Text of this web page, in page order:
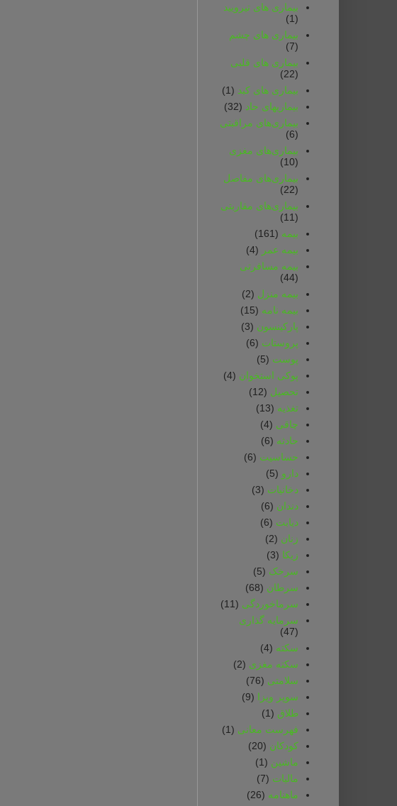
بیماری های تیرویید
(1)
بیماری های چشم
(7)
بیماری های قلبی
(22)
بیماری های کبد (1)
بیماریهای حاد (32)
بیماری‌های مراقبتی
(6)
بیماری‌های مغزی
(10)
بیماری‌های مفاصل
(22)
بیماری‌های مقاربتی
(11)
بیمه (161)
بیمه‌ عمر (4)
بیمه‌ مسافرتی‌
(44)
بیمه‌ منزل (2)
بیمه‌ نامه (15)
پارکینسون (3)
پروستات (6)
پوست (5)
پوکی استخوان (4)
تحصیل (12)
تغذیه (13)
چاقی (4)
حادثه (6)
حساسیت (6)
دارو (5)
دخانیات (3)
دندان (6)
دیابت (6)
زنان (2)
زیکا (3)
سرخک (5)
سرطان (68)
سرماخوردگی (11)
سرمایه گذاری
(47)
سکته (4)
سکته مغزی (2)
سلامتی (76)
سوپر ویزا
(9)
طلاق (1)
فهرست معانی (1)
کودکان (20)
ماشین (1)
مالیات (7)
ماهنامه (26)